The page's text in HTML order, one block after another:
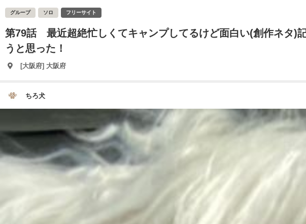
グループ ソロ フリーサイト
第79話 最近超絶忙しくてキャンプしてるけど面白い(創作ネタ)
うと思った！
[大阪府] 大阪府
ちろ犬